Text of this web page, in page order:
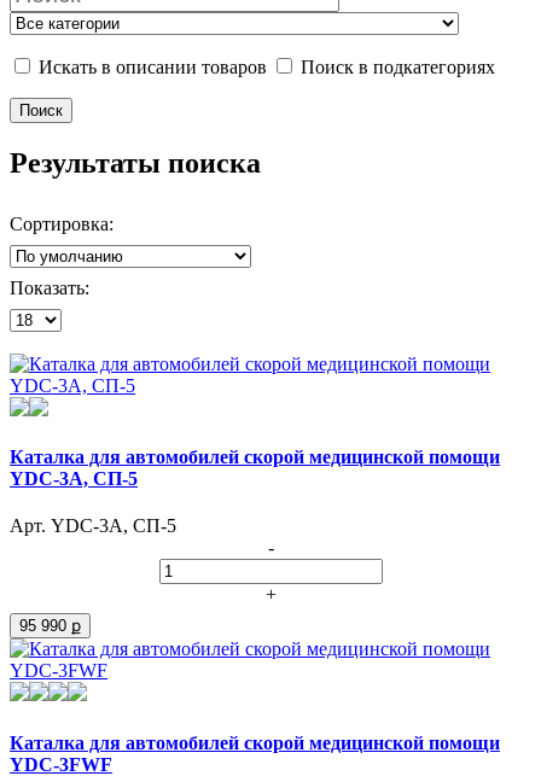
Искать в описании товаров Поиск в подкатегориях
Результаты поиска
Сортировка:
Показать:
Каталка для автомобилей скорой медицинской помощи
YDC-3A, СП-5
Арт. YDC-3A, СП-5
-
+
95 990 ք
Каталка для автомобилей скорой медицинской помощи
YDC-3FWF